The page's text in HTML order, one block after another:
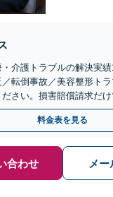
・介護トラブルの解決実
転倒事故／美容整形ト
さい。損害賠償請求だ
努めます【電話・Web
料金表を見る
合わせ メ